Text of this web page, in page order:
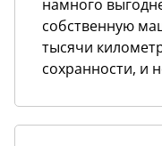
намного
собственную
тысячи
сохранности, и